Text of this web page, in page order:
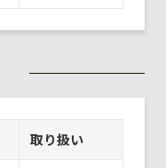
取り扱い